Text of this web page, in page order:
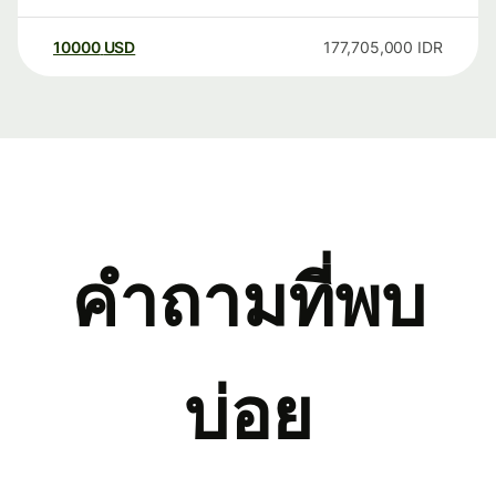
10000 USD 177,705,000 IDR
คำถามที่พบ
บ่อย